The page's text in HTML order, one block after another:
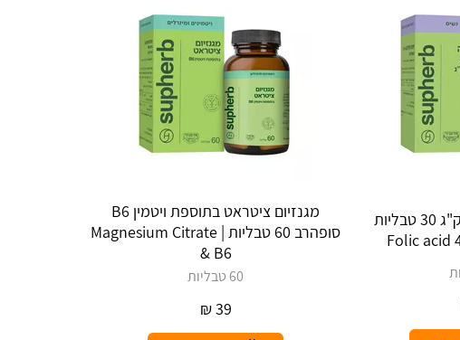
חומצה פולית 400 מק"ג 30 טבליות
מגנזיום ציטראט בתוספת ויטמין B6
סופהרב 60 טבליות | Magnesium Citrate
& B6
60 טבליות
39
₪